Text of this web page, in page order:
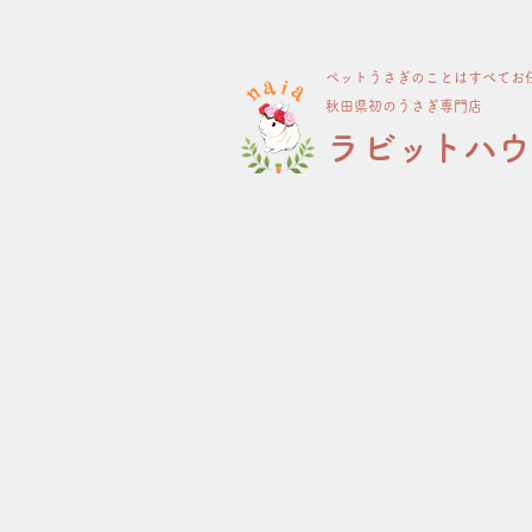
ペット​うさぎのことはすべてお
​秋田県初のうさぎ専門店
ラビットハ